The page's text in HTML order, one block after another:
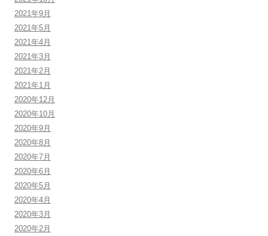
2021年9月
2021年5月
2021年4月
2021年3月
2021年2月
2021年1月
2020年12月
2020年10月
2020年9月
2020年8月
2020年7月
2020年6月
2020年5月
2020年4月
2020年3月
2020年2月